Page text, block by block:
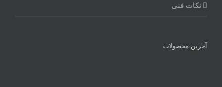
نکات فنی
آخرین محصولات